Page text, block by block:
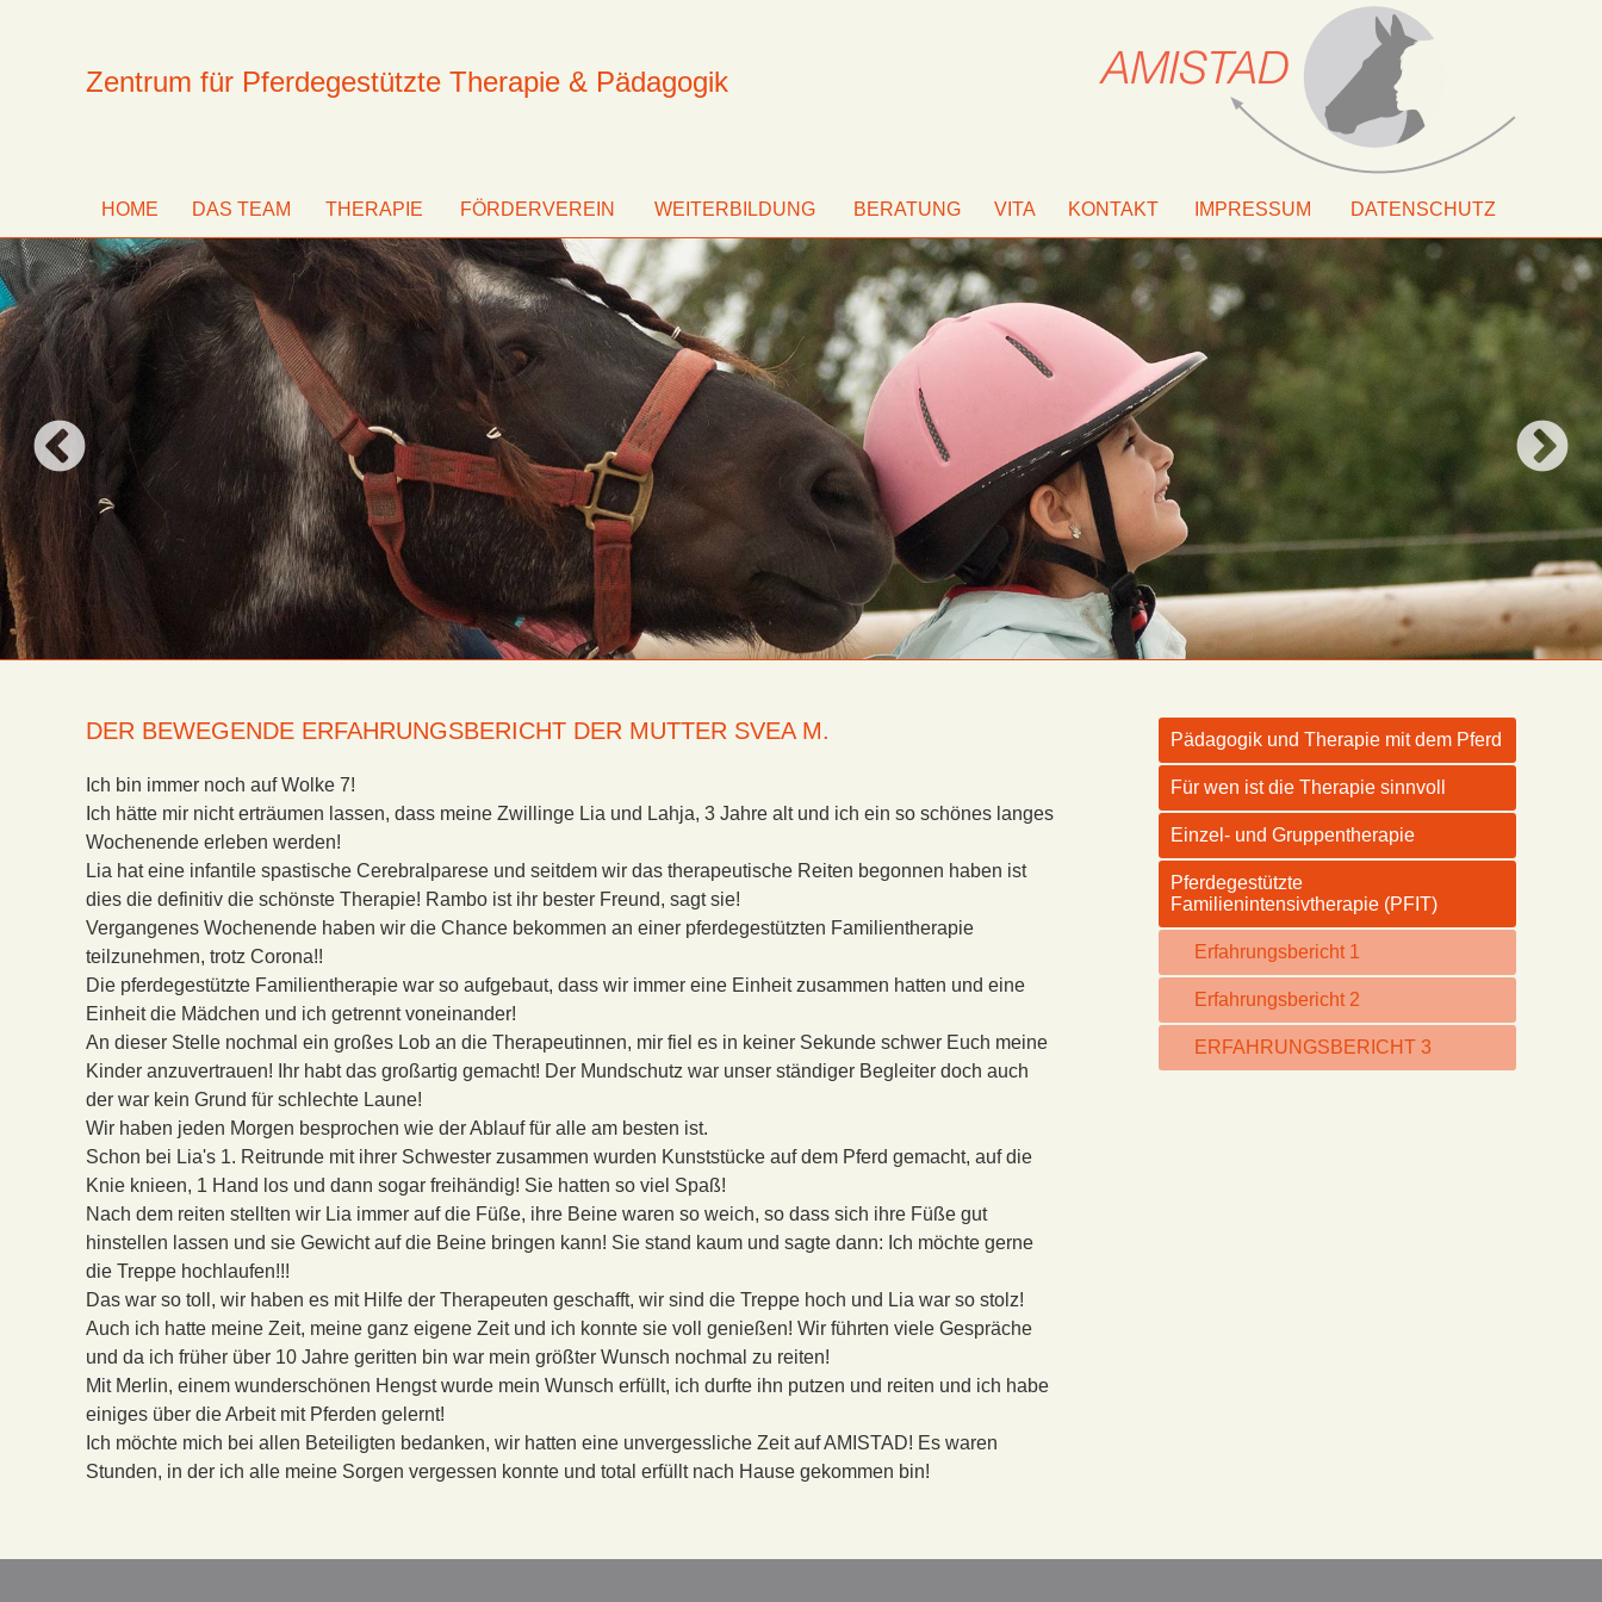
Zentrum für Pferdegestützte Therapie & Pädagogik
HOME DAS TEAM THERAPIE FÖRDERVEREIN WEITERBILDUNG BERATUNG VITA KONTAKT IMPRESSUM DATENSCHUTZ
DER BEWEGENDE ERFAHRUNGSBERICHT DER MUTTER SVEA M.
Ich bin immer noch auf Wolke 7!
Ich hätte mir nicht erträumen lassen, dass meine Zwillinge Lia und Lahja, 3 Jahre alt und ich ein so schönes langes
Wochenende erleben werden!
Lia hat eine infantile spastische Cerebralparese und seitdem wir das therapeutische Reiten begonnen haben ist
dies die definitiv die schönste Therapie! Rambo ist ihr bester Freund, sagt sie!
Vergangenes Wochenende haben wir die Chance bekommen an einer pferdegestützten Familientherapie
teilzunehmen, trotz Corona!!
Die pferdegestützte Familientherapie war so aufgebaut, dass wir immer eine Einheit zusammen hatten und eine
Einheit die Mädchen und ich getrennt voneinander!
An dieser Stelle nochmal ein großes Lob an die Therapeutinnen, mir fiel es in keiner Sekunde schwer Euch meine
Kinder anzuvertrauen! Ihr habt das großartig gemacht! Der Mundschutz war unser ständiger Begleiter doch auch
der war kein Grund für schlechte Laune!
Wir haben jeden Morgen besprochen wie der Ablauf für alle am besten ist.
Schon bei Lia's 1. Reitrunde mit ihrer Schwester zusammen wurden Kunststücke auf dem Pferd gemacht, auf die
Knie knieen, 1 Hand los und dann sogar freihändig! Sie hatten so viel Spaß!
Nach dem reiten stellten wir Lia immer auf die Füße, ihre Beine waren so weich, so dass sich ihre Füße gut
hinstellen lassen und sie Gewicht auf die Beine bringen kann! Sie stand kaum und sagte dann: Ich möchte gerne
die Treppe hochlaufen!!!
Das war so toll, wir haben es mit Hilfe der Therapeuten geschafft, wir sind die Treppe hoch und Lia war so stolz!
Auch ich hatte meine Zeit, meine ganz eigene Zeit und ich konnte sie voll genießen! Wir führten viele Gespräche
und da ich früher über 10 Jahre geritten bin war mein größter Wunsch nochmal zu reiten!
Mit Merlin, einem wunderschönen Hengst wurde mein Wunsch erfüllt, ich durfte ihn putzen und reiten und ich habe
einiges über die Arbeit mit Pferden gelernt!
Ich möchte mich bei allen Beteiligten bedanken, wir hatten eine unvergessliche Zeit auf AMISTAD! Es waren
Stunden, in der ich alle meine Sorgen vergessen konnte und total erfüllt nach Hause gekommen bin!
Pädagogik und Therapie mit dem Pferd
Für wen ist die Therapie sinnvoll
Einzel- und Gruppentherapie
Pferdegestützte
Familienintensivtherapie (PFIT)
Erfahrungsbericht 1
Erfahrungsbericht 2
ERFAHRUNGSBERICHT 3